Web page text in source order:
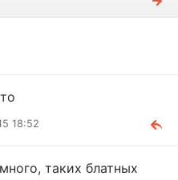
18:52
таких блатных